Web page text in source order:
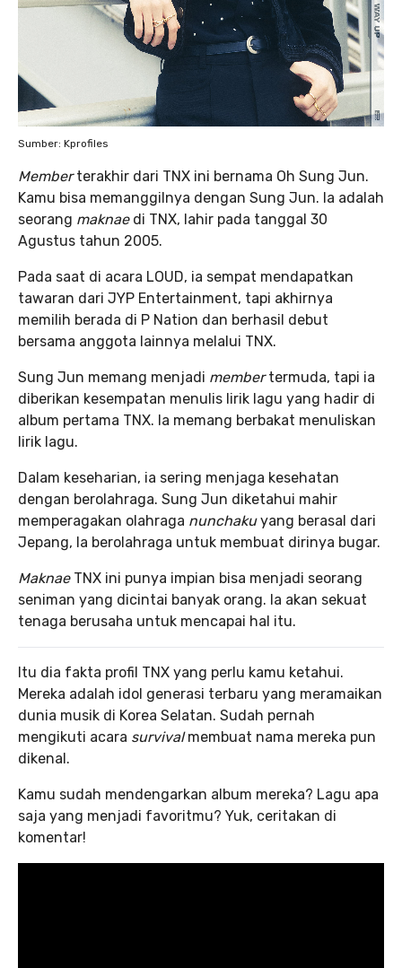
Sumber: Kprofiles
Memberterakhir dari TNX ini bernama Oh Sung Jun.
Kamu bisa memanggilnya dengan Sung Jun. Ia adalah
seorang maknaedi TNX, lahir pada tanggal 30
Agustus tahun 2005.
Pada saat di acara LOUD, ia sempat mendapatkan
tawaran dari JYP Entertainment, tapi akhirnya
memilih berada di P Nation dan berhasil debut
bersama anggota lainnya melalui TNX.
Sung Jun memang menjadi membertermuda, tapi ia
diberikan kesempatan menulis lirik lagu yang hadir di
album pertama TNX. Ia memang berbakat menuliskan
lirik lagu.
Dalam keseharian, ia sering menjaga kesehatan
dengan berolahraga. Sung Jun diketahui mahir
memperagakan olahraga nunchakuyang berasal dari
Jepang, Ia berolahraga untuk membuat dirinya bugar.
MaknaeTNX ini punya impian bisa menjadi seorang
seniman yang dicintai banyak orang. Ia akan sekuat
tenaga berusaha untuk mencapai hal itu.
Itu dia fakta profil TNX yang perlu kamu ketahui.
Mereka adalah idol generasi terbaru yang meramaikan
dunia musik di Korea Selatan. Sudah pernah
mengikuti acara survivalmembuat nama mereka pun
dikenal.
Kamu sudah mendengarkan album mereka? Lagu apa
saja yang menjadi favoritmu? Yuk, ceritakan di
komentar!